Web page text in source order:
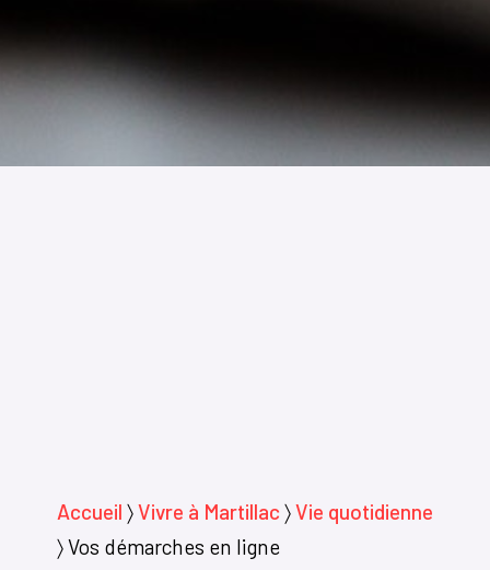
Accueil 〉Vivre à Martillac 〉Vie quotidienne
〉Vos démarches en ligne